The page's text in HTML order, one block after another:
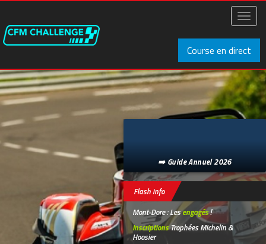
Aller
principal
Course en direct
➡️ Guide Annuel 2026
Flash info
Mont-Dore : Lesengagés!
InscriptionsTrophées Michelin &
Hoosier